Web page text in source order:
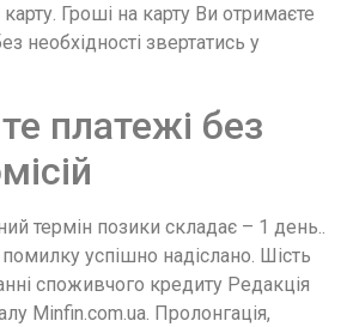
Гроші на карту Ви отримаєте
необхідності звертатись у
платежі без
термін позики складає – 1 день..
успішно надіслано. Шість
споживчого кредиту Редакція
Minfin.com.ua. Пролонгація,